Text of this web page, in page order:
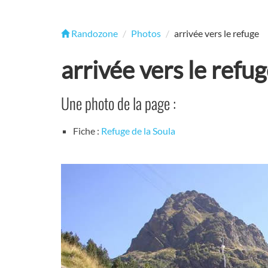
Randozone Photos arrivée vers le refuge
arrivée vers le
Une photo de la page :
Fiche : Refuge de la Soula